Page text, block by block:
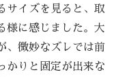
サイズを見ると、取
様に感じました。大
、微妙なズレでは前
かりと固定が出来な